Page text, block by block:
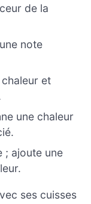
de la
note
et
une chaleur
; ajoute une
ses cuisses